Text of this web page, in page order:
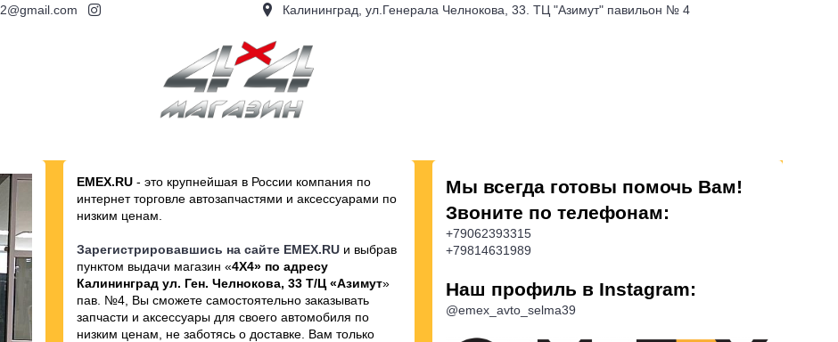
Калининград, ул.Генерала Челнокова, 33. ТЦ "Азимут" павильон № 4
EMEX.RU - это крупнейшая в России компания по
интернет торговле автозапчастями и аксессуарами по
низким ценам.
Зарегистрировавшись на сайте EMEX.RU и выбрав
пунктом выдачи магазин «4Х4» по адресу
Калининград ул. Ген. Челнокова, 33 Т/Ц «Азимут»
пав. №4, Вы сможете самостоятельно заказывать
запчасти и аксессуары для своего автомобиля по
низким ценам, не заботясь о доставке. Вам только
Мы всегда готовы помочь Вам!
Звоните по телефонам:
+79062393315
+79814631989
Наш профиль в Instagram:
@emex_avto_selma39